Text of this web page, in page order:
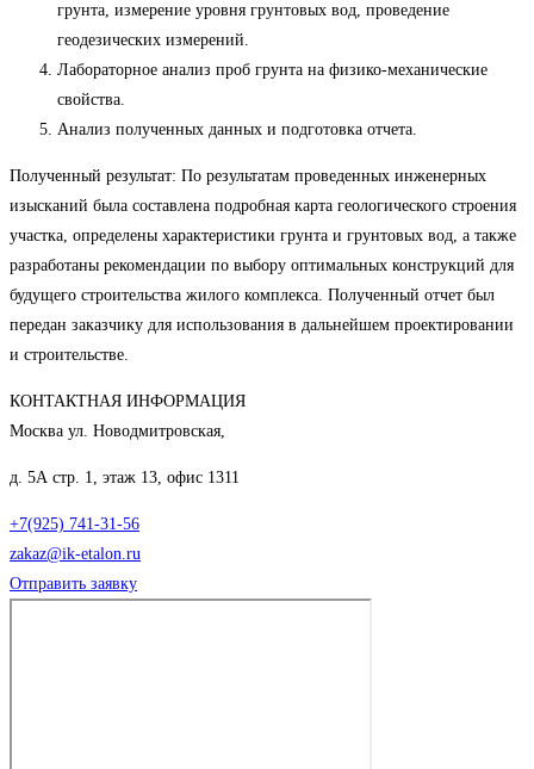
грунта, измерение уровня грунтовых вод, проведение
геодезических измерений.
Лабораторное анализ проб грунта на физико-механические
свойства.
Анализ полученных данных и подготовка отчета.
Полученный результат: По результатам проведенных инженерных
изысканий была составлена подробная карта геологического строения
участка, определены характеристики грунта и грунтовых вод, а также
разработаны рекомендации по выбору оптимальных конструкций для
будущего строительства жилого комплекса. Полученный отчет был
передан заказчику для использования в дальнейшем проектировании
и строительстве.
КОНТАКТНАЯ ИНФОРМАЦИЯ
Москва ул. Новодмитровская,
д. 5А стр. 1, этаж 13, офис 1311
+7(925) 741-31-56
zakaz@ik-etalon.ru
Отправить заявку